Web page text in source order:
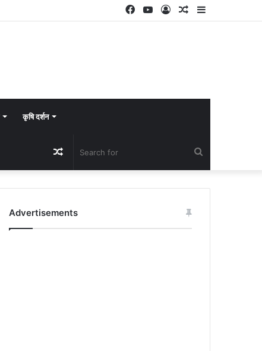
Sidebar
Random
Log
YouTube
Facebook
कृषि दर्शन
for
Random
Article
Advertisements